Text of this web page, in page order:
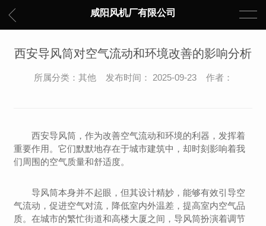
咸阳风机厂有限公司
西安导风筒对空气流动和环境改善的影响分析
所属分类：其他 发布时间： 2025-09-23 作者：
西安导风筒，作为改善空气流动和环境的利器，发挥着
重要作用。它们默默地存在于城市建筑中，却时刻影响着我
们周围的空气质量和舒适度。
导风筒本身并不起眼，但其设计精妙，能够有效引导空
气流动，促进空气对流，降低室内外温差，提高室内空气品
质。在城市的繁忙街道和高楼大厦之间，导风筒扮演着调节